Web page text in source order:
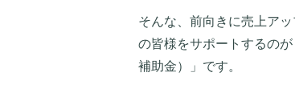
そんな、前向きに売上ア
の皆様をサポートするの
補助金）」です。